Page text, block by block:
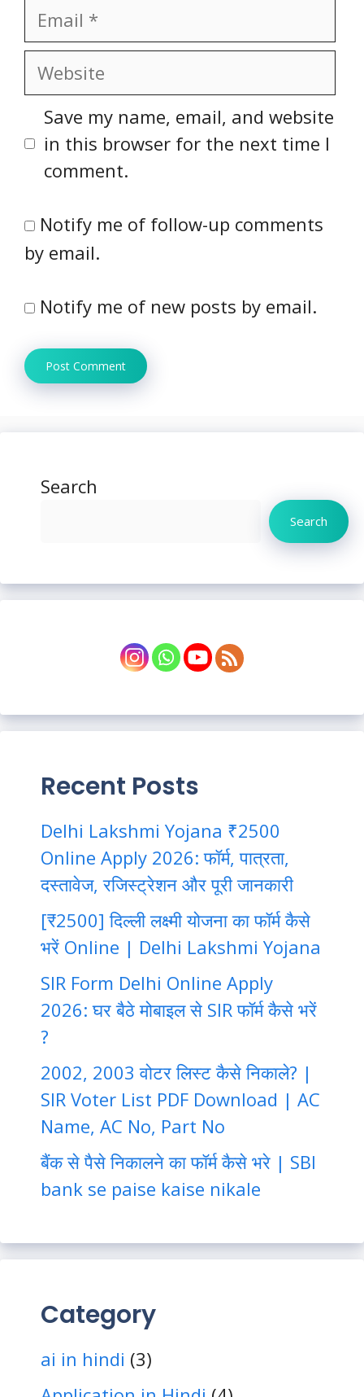
Email
Website
Save my name, email, and website
in this browser for the next time I
comment.
Notify me of follow-up comments
by email.
Notify me of new posts by email.
Search
Search
Recent Posts
Delhi Lakshmi Yojana ₹2500
Online Apply 2026: फॉर्म, पात्रता,
दस्तावेज, रजिस्ट्रेशन और पूरी जानकारी
[₹2500] दिल्ली लक्ष्मी योजना का फॉर्म कैसे
भरें Online | Delhi Lakshmi Yojana
SIR Form Delhi Online Apply
2026: घर बैठे मोबाइल से SIR फॉर्म कैसे भरें
?
2002, 2003 वोटर लिस्ट कैसे निकाले? |
SIR Voter List PDF Download | AC
Name, AC No, Part No
बैंक से पैसे निकालने का फॉर्म कैसे भरे | SBI
bank se paise kaise nikale
Category
ai in hindi (3)